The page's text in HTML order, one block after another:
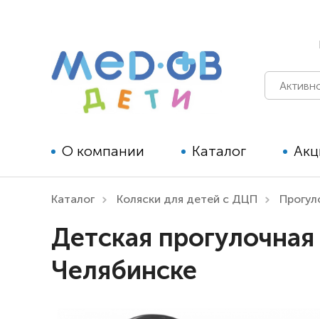
О компании Каталог
реабилитации для детей
Технические средства
Каталог Коляски для детей с ДЦП
Детская
Челябинске